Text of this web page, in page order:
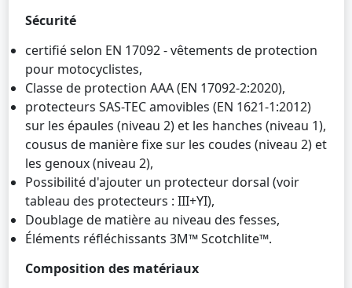
Sécurité
certifié selon EN 17092 - vêtements de protection
pour motocyclistes,
Classe de protection AAA (EN 17092-2:2020),
protecteurs SAS-TEC amovibles (EN 1621-1:2012)
sur les épaules (niveau 2) et les hanches (niveau 1),
cousus de manière fixe sur les coudes (niveau 2) et
les genoux (niveau 2),
Possibilité d'ajouter un protecteur dorsal (voir
tableau des protecteurs : III+YI),
Doublage de matière au niveau des fesses,
Éléments réfléchissants 3M™ Scotchlite™.
Composition des matériaux